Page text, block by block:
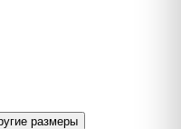
размеры